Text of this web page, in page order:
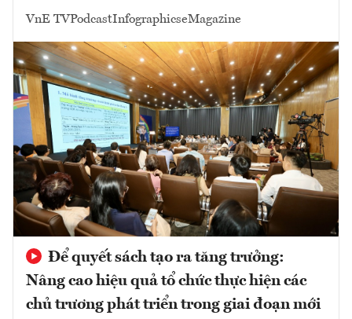
VnE TVPodcastInfographicseMagazine
Để quyết sách tạo ra tăng trưởng:
Nâng cao hiệu quả tổ chức thực hiện các
chủ trương phát triển trong giai đoạn mới